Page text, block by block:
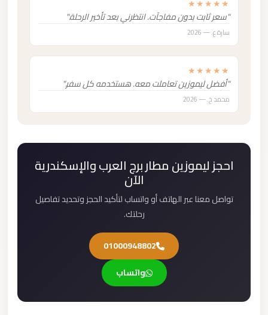
★★★★★
"سعر ثابت بدون مفاجآت. انتظرني بعد تأخير الرحلة."
سارة ع. — 2026
★★★★★
"أفضل ليموزين تعاملت معه. هستخدمه كل سفر."
محمد خ. — 2026
احجز ليموزين مطار برج العرب والإسكندرية
الآن
تواصل معنا عبر الهاتف أو واتساب لتأكيد الحجز وتحديد تفاصيل
رحلتك.
01000948802
واتساب